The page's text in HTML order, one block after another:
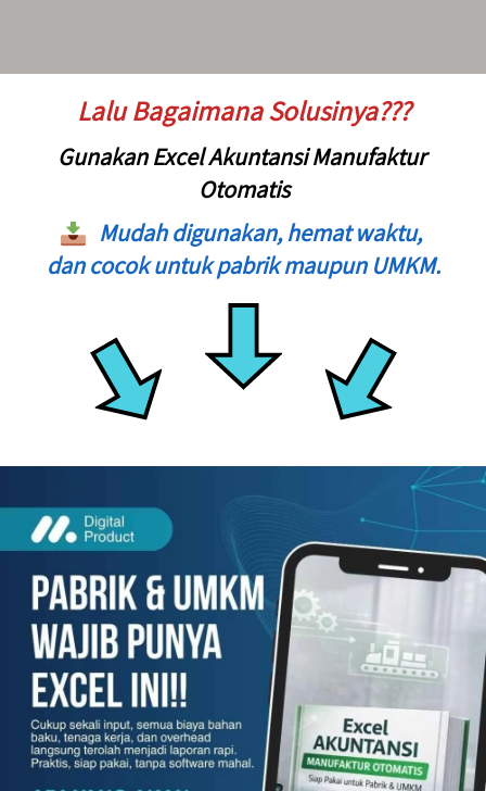
Lalu Bagaimana Solusinya???
Gunakan Excel Akuntansi Manufaktur
Otomatis
Mudah digunakan, hemat waktu,